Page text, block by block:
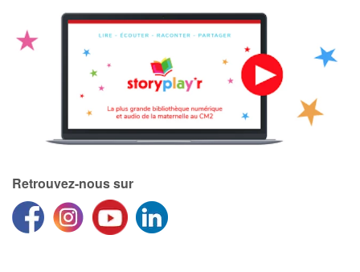
Amour et amitié
Sujets de société
Émotions et sentiments
Formats et illustrations
Contraste +
Retrouvez-nous sur